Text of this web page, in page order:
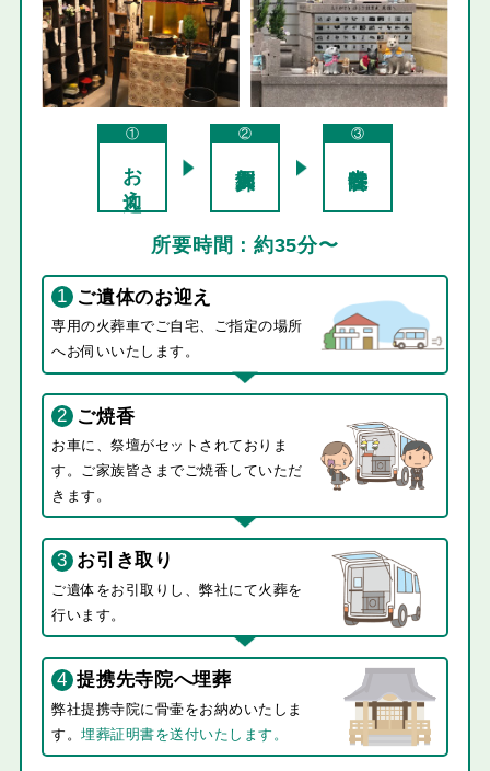
①
お迎え
② ③
約35分〜
1 ご遺体のお迎え
専用の火葬車でご自宅、ご指定の場所
へお伺いいたします。
2 ご焼香
お車に、祭壇がセットされておりま
す。ご家族皆さまでご焼香していただ
きます。
3 お引き取り
ご遺体をお引取りし、弊社にて火葬を
行います。
4 提携先寺院へ埋葬
弊社提携寺院に骨壷をお納めいたしま
す。埋葬証明書を送付いたします。